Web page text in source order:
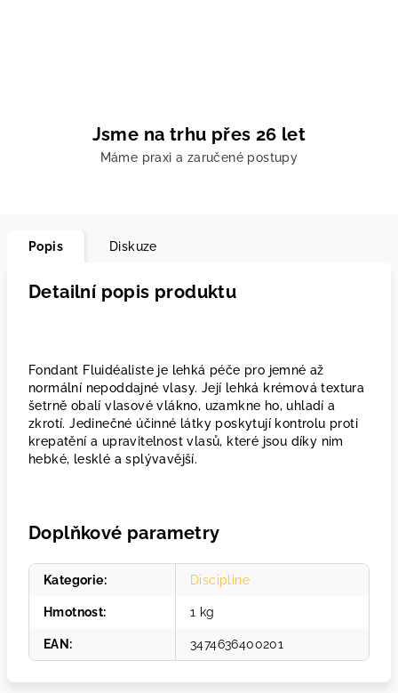
Jsme na trhu přes 26 let
Máme praxi a zaručené postupy
Popis Diskuze
Detailní popis produktu
Fondant Fluidéaliste je lehká péče pro jemné až
normální nepoddajné vlasy. Její lehká krémová textura
šetrně obalí vlasové vlákno, uzamkne ho, uhladí a
zkrotí. Jedinečné účinné látky poskytují kontrolu proti
krepatění a upravitelnost vlasů, které jsou díky nim
hebké, lesklé a splývavější.
Doplňkové parametry
Kategorie: Discipline
Hmotnost: 1 kg
EAN : 3474636400201